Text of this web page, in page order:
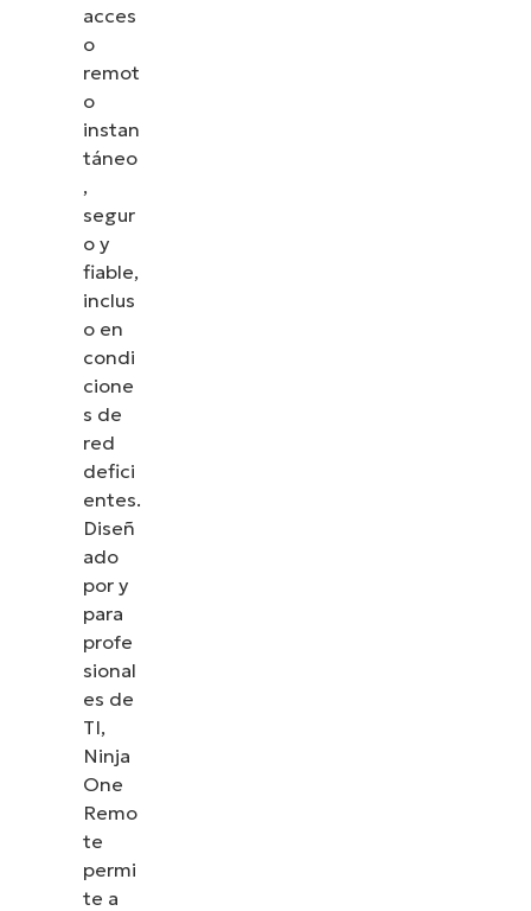
acces
o
remot
o
instan
táneo
,
segur
o y
fiable,
inclus
o en
condi
cione
s de
red
defici
entes.
Diseñ
ado
por y
para
profe
sional
es de
TI,
Ninja
One
Remo
te
permi
te a